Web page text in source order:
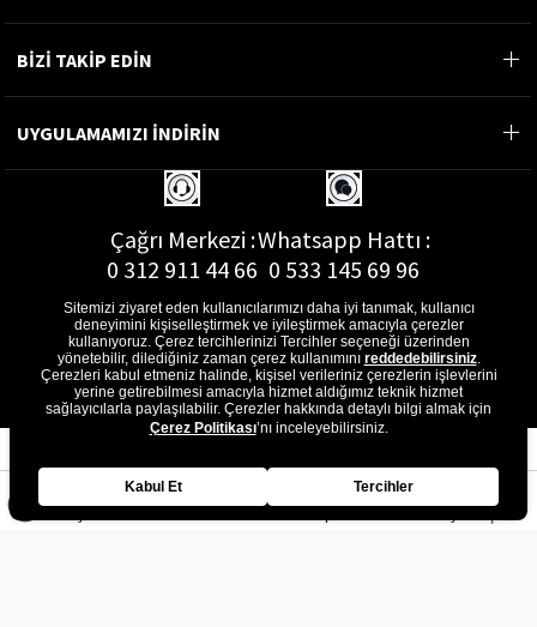
BİZİ TAKİP EDİN
UYGULAMAMIZI İNDİRİN
Çağrı Merkezi :
0 312 911 44 66
Whatsapp Hattı :
0 533 145 69 96
E-Posta Adresi :
musterihizmetleri@gon.com.tr
Sitemizi ziyaret eden kullanıcılarımızı daha iyi tanımak, kullanıcı
deneyimini kişiselleştirmek ve iyileştirmek amacıyla çerezler
kullanıyoruz. Çerez tercihlerinizi Tercihler seçeneği üzerinden
yönetebilir, dilediğiniz zaman çerez kullanımını reddedebilirsiniz.
Çerezleri kabul etmeniz halinde, kişisel verileriniz çerezlerin işlevlerini
yerine getirebilmesi amacıyla hizmet aldığımız teknik hizmet
sağlayıcılarla paylaşılabilir. Çerezler hakkında detaylı bilgi almak için
Çerez Politikası’nı inceleyebilirsiniz.
Kabul Et Tercihler